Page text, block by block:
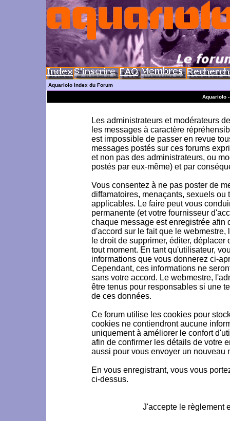
Aquariolo Index du Forum
Aquariolo
Les administrateurs et modérateurs
les messages à caractère
est impossible de passer en revue
messages postés sur ces forums
et non pas des administrateurs, ou
postés par eux-même) et par
Vous consentez à ne pas poster de
diffamatoires, menaçants, sexuels
applicables. Le faire peut vous
permanente (et votre fournisseur
chaque message est enregistrée afin
d'accord sur le fait que le
le droit de supprimer, éditer,
tout moment. En tant qu'utilisateur,
informations que vous donnerez ci-
Cependant, ces informations ne
sans votre accord. Le webmestre,
être tenus pour responsables si une
de ces données.
Ce forum utilise les cookies pour
cookies ne contiendront aucune
uniquement à améliorer le confort
afin de confirmer les détails de votre
aussi pour vous envoyer un nouveau
En vous enregistrant, vous vous
ci-dessus.
J'accepte le règlement